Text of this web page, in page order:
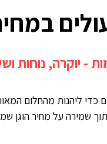
נוחות ושירות
כדי ליהנות מהחלום
שמירה על מחיר